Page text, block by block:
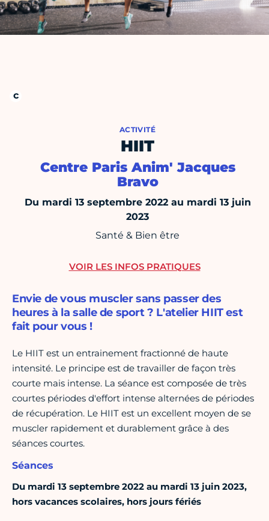
ACTIVITÉ
HIIT
Centre Paris Anim' Jacques
Bravo
Du mardi 13 septembre 2022 au mardi 13 juin
2023
Santé & Bien être
Envie de vous muscler sans passer des
heures à la salle de sport ? L'atelier HIIT est
fait pour vous !
Le HIIT est un entrainement fractionné de haute
intensité. Le principe est de travailler de façon très
courte mais intense. La séance est composée de très
courtes périodes d'effort intense alternées de périodes
de récupération. Le HIIT est un excellent moyen de se
muscler rapidement et durablement grâce à des
séances courtes.
Séances
Du mardi 13 septembre 2022 au mardi 13 juin 2023,
hors vacances scolaires, hors jours fériés
VOIR LES INFOS PRATIQUES